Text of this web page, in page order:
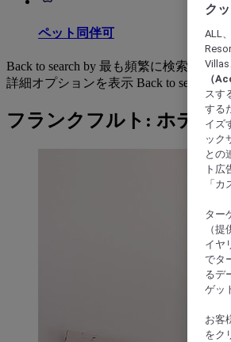
ペット同伴可
Back to search by 最も頻繁に検索されて
詳細オプションを表示 Back to search by
フランクフルト: ホテル
ク
ALL
（
スす
する
イズ
ック
との
ト広
「
ター
（
イヤ
でタ
るデ
ゲッ
お客
をク